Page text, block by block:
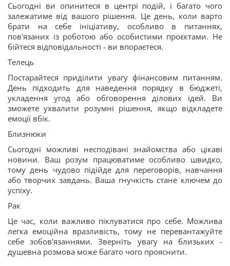
Сьогодні ви опинитеся в центрі подій, і багато чого
залежатиме від вашого рішення. Це день, коли варто
брати на себе ініціативу, особливо в питаннях,
пов'язаних із роботою або особистими проєктами. Не
бійтеся відповідальності - ви впораєтеся.
Телець
Постарайтеся приділити увагу фінансовим питанням.
День підходить для наведення порядку в бюджеті,
укладення угод або обговорення ділових ідей. Ви
зможете ухвалити розумні рішення, якщо відкладете
емоції вбік.
Близнюки
Сьогодні можливі несподівані знайомства або цікаві
новини. Ваш розум працюватиме особливо швидко,
тому день чудово підійде для переговорів, навчання
або творчих завдань. Ваша гнучкість стане ключем до
успіху.
Рак
Це час, коли важливо піклуватися про себе. Можлива
легка емоційна вразливість, тому не перевантажуйте
себе зобов'язаннями. Зверніть увагу на близьких -
душевна розмова може багато чого прояснити.